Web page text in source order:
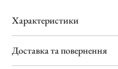
Характеристики
Доставка та повернення